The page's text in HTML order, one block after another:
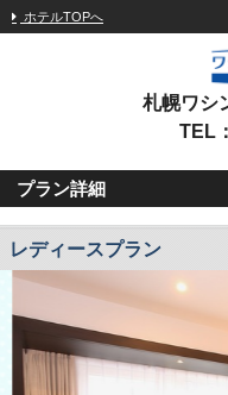
ホテルTOPへ
札幌ワシ
TEL：
プラン詳細
レディースプラン